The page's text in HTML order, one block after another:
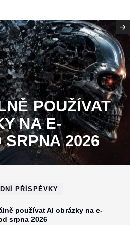
POUŽÍVAT
NA E-
SRPNA 2026
PŘÍSPĚVKY
používat AI obrázky na e-
srpna 2026